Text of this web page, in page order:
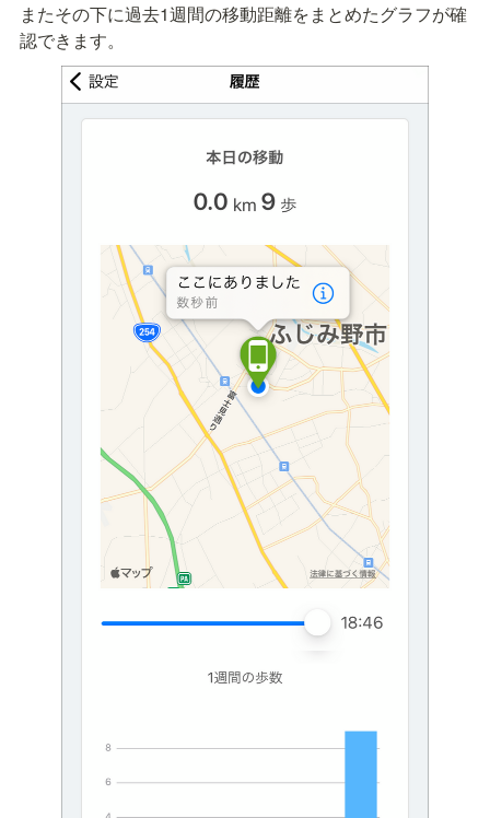
またその下に過去1週間の移動距離をまとめたグラフが確
認できます。